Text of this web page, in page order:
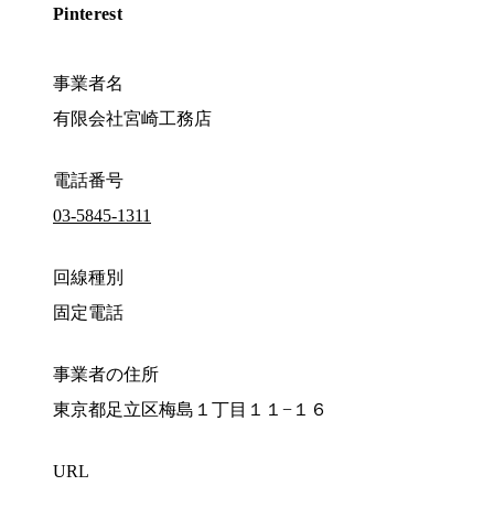
Pinterest
事業者名
有限会社宮崎工務店
電話番号
03-5845-1311
回線種別
固定電話
事業者の住所
東京都足立区梅島１丁目１１−１６
URL